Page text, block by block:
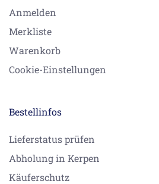
Anmelden
Merkliste
Warenkorb
Cookie-Einstellungen
Bestellinfos
Lieferstatus prüfen
Abholung in Kerpen
Käuferschutz